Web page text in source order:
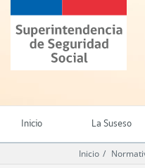
contenido
principal
Superintendencia
de
Seguridad
(SUSESO)
Chile
Inicio La Suseso
Inicio